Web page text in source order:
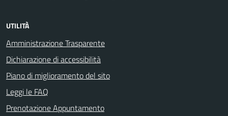
UTILITÀ
Amministrazione Trasparente
Dichiarazione di accessibilità
Piano di miglioramento del sito
Leggi le FAQ
Prenotazione Appuntamento